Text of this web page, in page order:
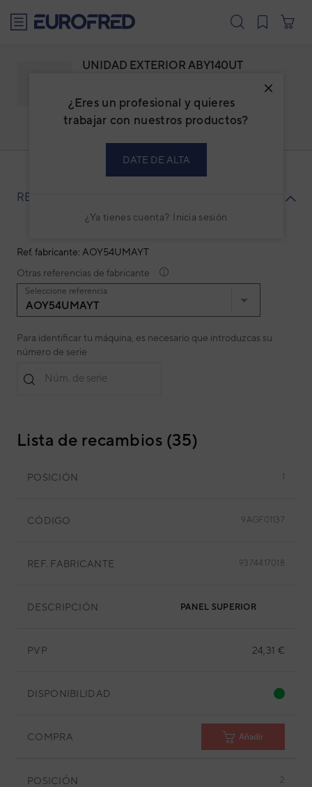
¿Eres un profesional y quieres
trabajar con nuestros productos?
DATE DE ALTA
¿Ya tienes cuenta? Inicia sesión
UNIDAD EXTERIOR ABY140UT
Familia: ACFUSPBI
FUJITSU
Código: 3NGF3287
RECAMBIOS
Ref. fabricante: AOY54UMAYT
Otras referencias de fabricante
AOY54UMAYT
Seleccione referencia
Para identificar tu máquina, es necesario que introduzcas su
número de serie
Núm. de serie
Lista de recambios (35)
POSICIÓN 1
CÓDIGO 9AGF01137
REF. FABRICANTE 9374417018
DESCRIPCIÓN PANEL SUPERIOR
PVP 24,31 €
DISPONIBILIDAD
COMPRA Añadir
POSICIÓN 2